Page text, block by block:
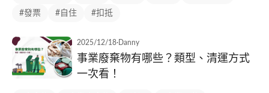
#發票 #自住 #扣抵
2025/12/18· Danny
事業廢棄物有哪些？類型、清運方式
一次看！